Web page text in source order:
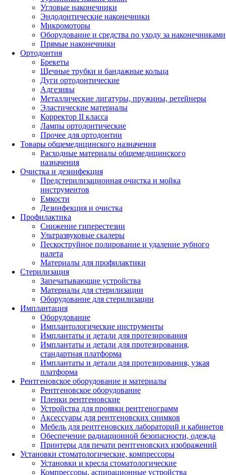
Угловые наконечники
Эндодонтические наконечники
Микромоторы
Оборудование и средства по уходу за наконечниками
Прямые наконечники
Ортодонтия
Брекеты
Щечные трубки и бандажные кольца
Дуги ортодонтические
Адгезивы
Металлические лигатуры, пружины, ретейнеры
Эластические материалы
Корректор II класса
Лампы ортодонтические
Прочее для ортодонтии
Товары общемедицинского назначения
Расходные материалы общемедицинского
назначения
Очистка и дезинфекция
Предстерилизационная очистка и мойка
инструментов
Емкости
Дезинфекция и очистка
Профилактика
Снижение гиперестезии
Ультразвуковые скалеры
Пескоструйное полирование и удаление зубного
налета
Материалы для профилактики
Стерилизация
Запечатывающие устройства
Материалы для стерилизации
Оборудование для стерилизации
Имплантация
Оборудование
Имплантологические инструменты
Имплантаты и детали для протезирования
Имплантаты и детали для протезирования,
стандартная платформа
Имплантаты и детали для протезирования, узкая
платформа
Рентгеновское оборудование и материалы
Рентгеновское оборудование
Пленки рентгеновские
Устройства для проявки рентгенограмм
Аксессуары для рентгеновских снимков
Мебель для рентгеновских лабораторий и кабинетов
Обеспечение радиационной безопасности, одежда
Принтеры для печати рентгеновских изображений
Установки стоматологические, компрессоры
Установки и кресла стоматологические
Компрессоры, аспирационные устройства